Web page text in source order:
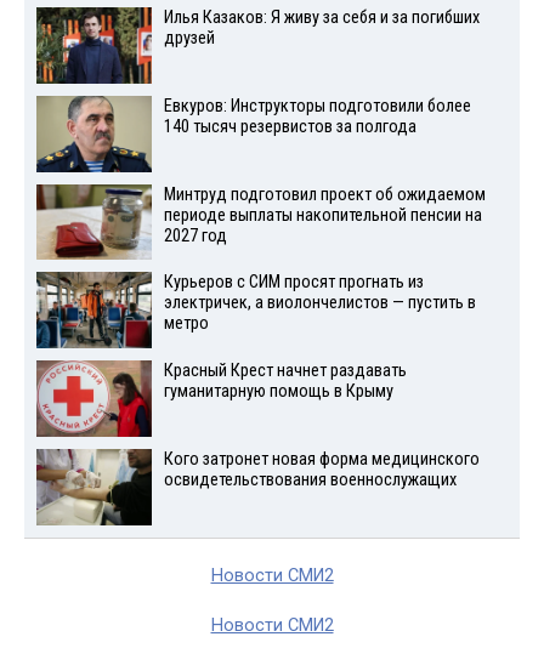
Илья Казаков: Я живу за себя и за погибших
друзей
Евкуров: Инструкторы подготовили более
140 тысяч резервистов за полгода
Минтруд подготовил проект об ожидаемом
периоде выплаты накопительной пенсии на
2027 год
Курьеров с СИМ просят прогнать из
электричек, а виолончелистов — пустить в
метро
Красный Крест начнет раздавать
гуманитарную помощь в Крыму
Кого затронет новая форма медицинского
освидетельствования военнослужащих
Новости СМИ2
Новости СМИ2